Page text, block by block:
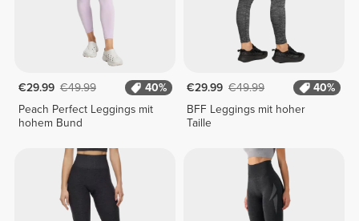
€29.99 €49.99
40%
Peach Perfect Leggings mit
hohem Bund
€29.99 €49.99
40%
BFF Leggings mit hoher
Taille